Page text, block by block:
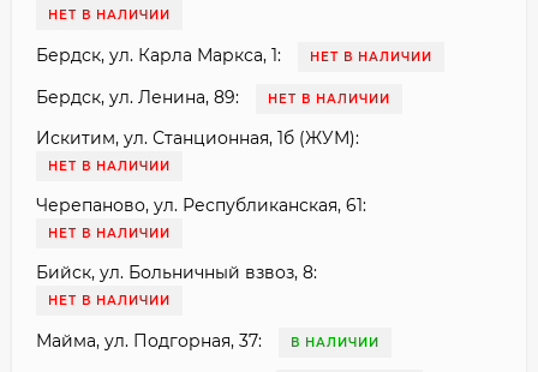
НЕТ В НАЛИЧИИ
Бердск, ул. Карла Маркса, 1: НЕТ В НАЛИЧИИ
Бердск, ул. Ленина, 89: НЕТ В НАЛИЧИИ
Искитим, ул. Станционная, 1б (ЖУМ):
НЕТ В НАЛИЧИИ
Черепаново, ул. Республиканская, 61:
НЕТ В НАЛИЧИИ
Бийск, ул. Больничный взвоз, 8:
НЕТ В НАЛИЧИИ
Майма, ул. Подгорная, 37: В НАЛИЧИИ